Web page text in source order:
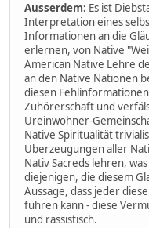
Ausserdem: Es ist
Interpretation eines
Informationen an die
erlernen, von Native
American Native Lehre
an den Native Nationen
diesen
Zuhörerschaft und
Ureinwohner-
Native Spiritualität
Überzeugungen aller
Nativ Sacreds lehren,
diejenigen, die diesem
Aussage, dass jeder
führen kann - diese
und rassistisch.